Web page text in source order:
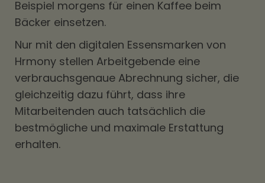
Beispiel morgens für einen Kaffee beim
Bäcker einsetzen.
Nur mit den digitalen Essensmarken von
Hrmony stellen Arbeitgebende eine
verbrauchsgenaue Abrechnung sicher, die
gleichzeitig dazu führt, dass ihre
Mitarbeitenden auch tatsächlich die
bestmögliche und maximale Erstattung
erhalten.